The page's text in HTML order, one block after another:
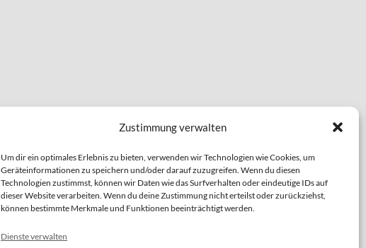
Zustimmung verwalten
Um dir ein optimales Erlebnis zu bieten, verwenden wir Technologien wie Cookies, um
Geräteinformationen zu speichern und/oder darauf zuzugreifen. Wenn du diesen
Technologien zustimmst, können wir Daten wie das Surfverhalten oder eindeutige IDs auf
dieser Website verarbeiten. Wenn du deine Zustimmung nicht erteilst oder zurückziehst,
können bestimmte Merkmale und Funktionen beeinträchtigt werden.
Dienste verwalten